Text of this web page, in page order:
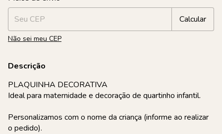
Calcular
Não sei meu CEP
Descrição
PLAQUINHA DECORATIVA
Ideal para maternidade e decoração de quartinho infantil.
Personalizamos com o nome da criança (informe ao realizar
o pedido).